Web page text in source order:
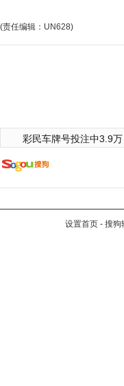
(责任编辑：UN628)
彩民车牌号投注中3.9万
设置首页 - 搜狗